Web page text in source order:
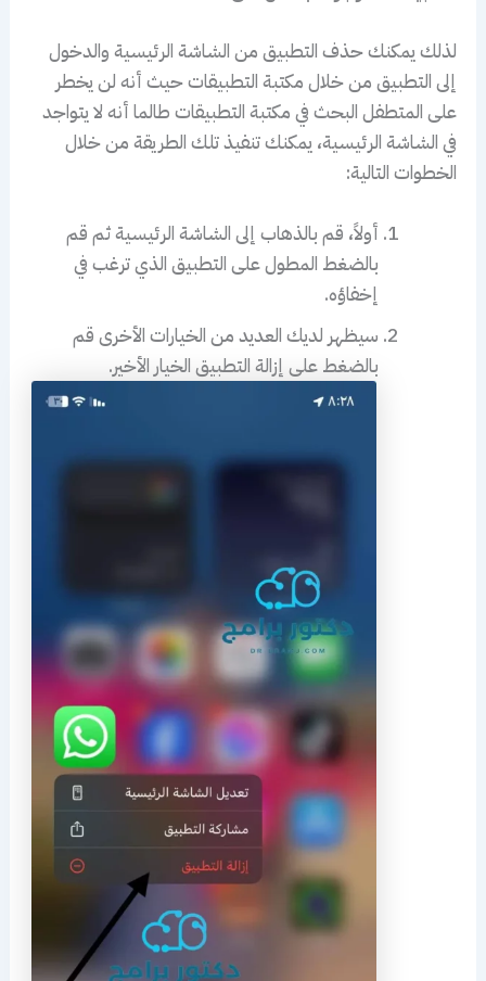
لذلك يمكنك حذف التطبيق من الشاشة الرئيسية والدخول
إلى التطبيق من خلال مكتبة التطبيقات حيث أنه لن يخطر
على المتطفل البحث في مكتبة التطبيقات طالما أنه لا يتواجد
في الشاشة الرئيسية، يمكنك تنفيذ تلك الطريقة من خلال
الخطوات التالية:
أولاً، قم بالذهاب إلى الشاشة الرئيسية ثم قم
بالضغط المطول على التطبيق الذي ترغب في
إخفاؤه.
سيظهر لديك العديد من الخيارات الأخرى قم
بالضغط على إزالة التطبيق الخيار الأخير.